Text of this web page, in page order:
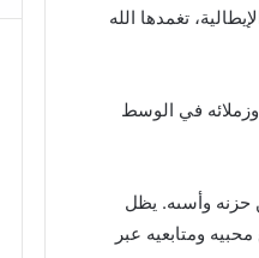
تغمدها الله
وزملائه في الوسط
حزنه وأسىه. يظل
ومتابعيه عبر